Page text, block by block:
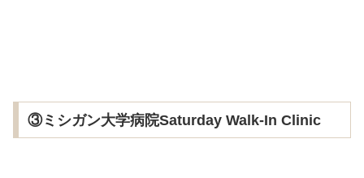
③ミシガン大学病院Saturday Walk-In Clinic